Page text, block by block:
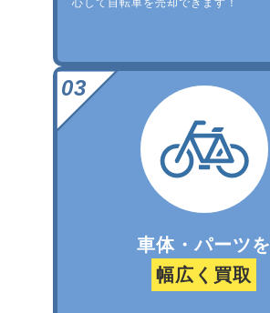
心して自転車を売却できます！
車体・パーツを
幅広く買取